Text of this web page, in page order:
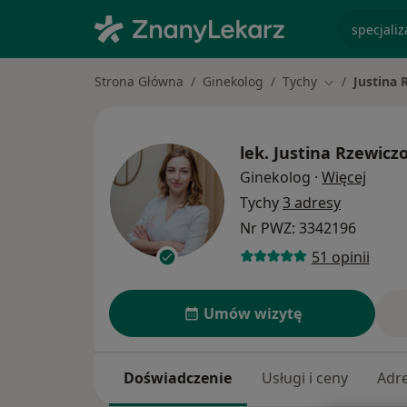
Strona Główna Ginekolog Tychy Zmień miasto
Justina
lek. Justina
Ginekolog · Więcej
Tychy3 adresy
Nr PWZ: 3342196
51 opinii
Umów wizytę
Doświadczenie Usługi i ceny